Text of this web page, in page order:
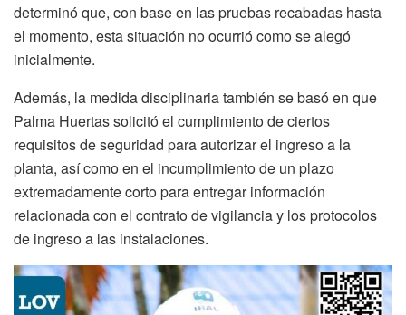
determinó que, con base en las pruebas recabadas hasta
el momento, esta situación no ocurrió como se alegó
inicialmente.
Además, la medida disciplinaria también se basó en que
Palma Huertas solicitó el cumplimiento de ciertos
requisitos de seguridad para autorizar el ingreso a la
planta, así como en el incumplimiento de un plazo
extremadamente corto para entregar información
relacionada con el contrato de vigilancia y los protocolos
de ingreso a las instalaciones.